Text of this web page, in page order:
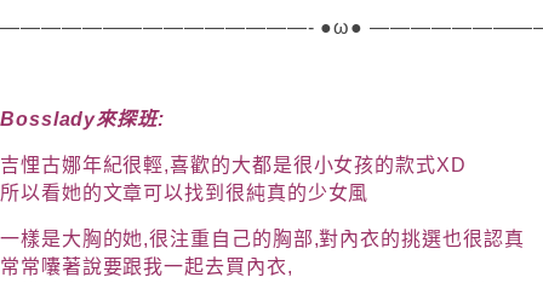
———————————————- ●ω●
Bosslady來探班:
吉悝古娜年紀很輕,喜歡的大都是很小女孩的款式XD
所以看她的文章可以找到很純真的少女風
一樣是大胸的她,很注重自己的胸部,對內衣的挑選也很認真
常常囔著說要跟我一起去買內衣,